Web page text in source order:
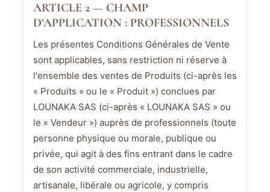
ARTICLE 2 — CHAMP
D’APPLICATION : PROFESSIONNELS
Les présentes Conditions Générales de Vente
sont applicables, sans restriction ni réserve à
l'ensemble des ventes de Produits (ci-après les
« Produits » ou le « Produit ») conclues par
LOUNAKA SAS (ci-après « LOUNAKA SAS » ou
le « Vendeur ») auprès de professionnels (toute
personne physique ou morale, publique ou
privée, qui agit à des fins entrant dans le cadre
de son activité commerciale, industrielle,
artisanale, libérale ou agricole, y compris